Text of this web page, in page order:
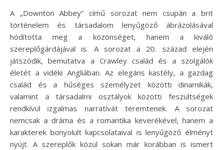
A „Downton Abbey” című sorozat nem csupán a brit
történelem és társadalom lenyűgöző ábrázolásával
hódította meg a közönséget, hanem a kiváló
szereplőgárdájával is. A sorozat a 20. század elején
játszódik, bemutatva a Crawley család és a szolgálók
életét a vidéki Angliában. Az elegáns kastély, a gazdag
család és a hűséges személyzet közötti dinamikák,
valamint a társadalmi osztályok közötti feszültségek
rendkívül izgalmas narratívát teremtenek. A sorozat
nemcsak a dráma és a romantika keverékével, hanem a
karakterek bonyolult kapcsolataival is lenyűgöző élményt
nyújt. A szereplők közül sokan már korábban is ismert